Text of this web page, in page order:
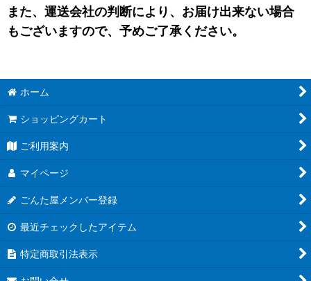
また、運送会社の判断により、お届け出来ない場合
もございますので、予めご了承ください。
ホーム
ショッピングカート
ご利用案内
マイページ
ごんた屋メンバー登録
最近チェックしたアイテム
特定商取引法表示